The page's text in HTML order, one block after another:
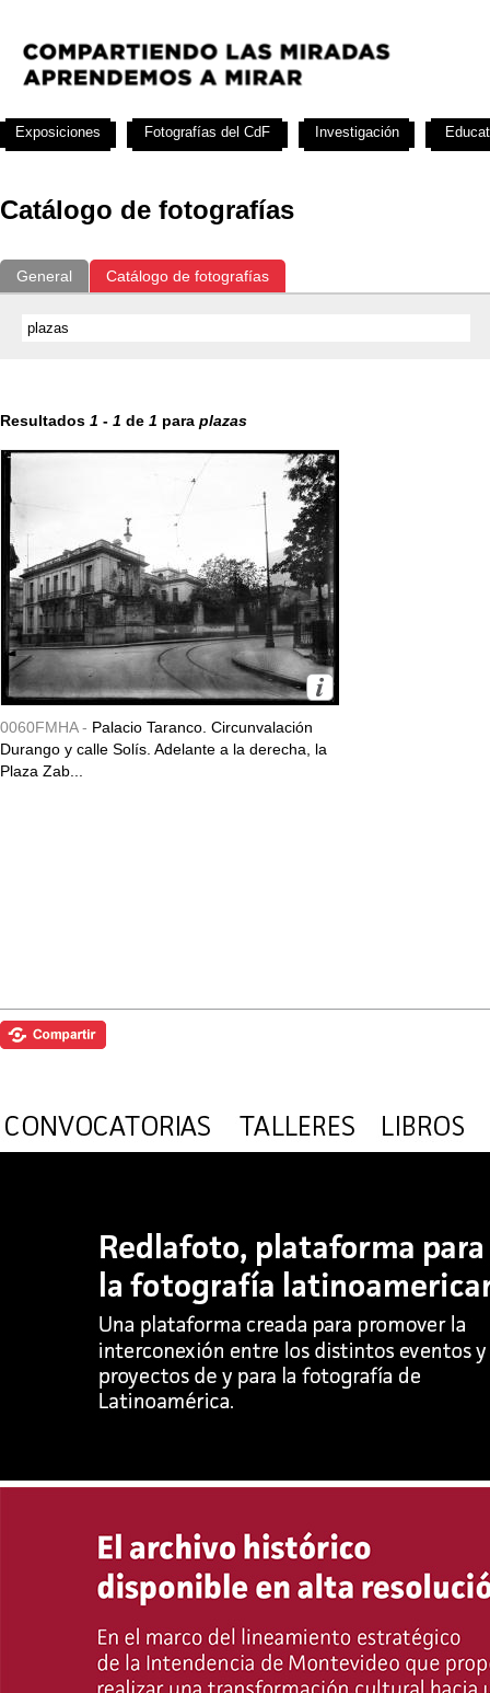
Catálogo de fotografías
General Catálogo de fotografías
Resultados 1 - 1 de 1 para plazas
0060FMHA - Palacio Taranco. Circunvalación
Durango y calle Solís. Adelante a la derecha, la
Plaza Zab...
Exposiciones Fotografías del CdF Investigación